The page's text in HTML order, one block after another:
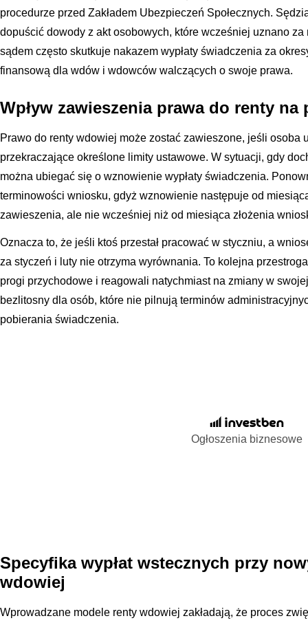
procedurze przed Zakładem Ubezpieczeń Społecznych.
dopuścić dowody z akt osobowych, które wcześniej uznano
sądem często skutkuje nakazem wypłaty świadczenia za
finansową dla wdów i wdowców walczących o swoje prawa.
Wpływ zawieszenia prawa do renty na
Prawo do renty wdowiej może zostać zawieszone, jeśli osoba
przekraczające określone limity ustawowe. W sytuacji, gdy
można ubiegać się o wznowienie wypłaty świadczenia.
terminowości wniosku, gdyż wznowienie następuje od
zawieszenia, ale nie wcześniej niż od miesiąca złożenia
Oznacza to, że jeśli ktoś przestał pracować w styczniu, a
za styczeń i luty nie otrzyma wyrównania. To kolejna
progi przychodowe i reagowali natychmiast na zmiany w
bezlitosny dla osób, które nie pilnują terminów
pobierania świadczenia.
Ogłoszenia biznesowe
Specyfika wypłat wstecznych przy
wdowiej
Wprowadzane modele renty wdowiej zakładają, że proces